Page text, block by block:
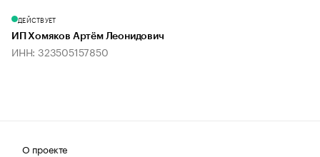
ДЕЙСТВУЕТ
ИП Хомяков Артём Леонидович
ИНН: 323505157850
О проекте